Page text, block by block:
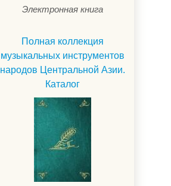
Электронная книга
Полная коллекция
музыкальных инструментов
народов Центральной Азии.
Каталог